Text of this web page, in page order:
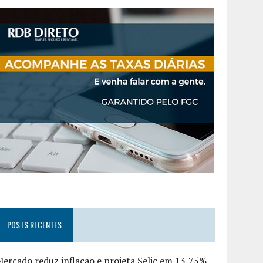
POSTS RECENTES
reduz inflação e projeta Selic em 13,75%